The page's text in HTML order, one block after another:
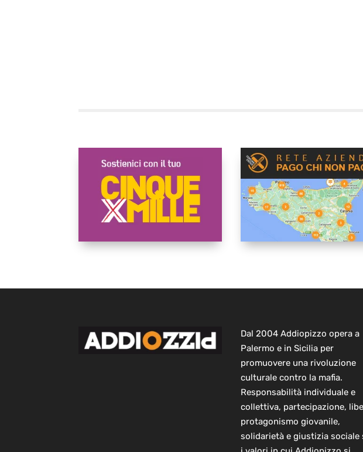
Dal 2004 Addiopizzo opera a
Palermo e in Sicilia per
promuovere una rivoluzione
culturale contro la mafia.
Responsabilità individuale e
collettiva, partecipazione,
protagonismo giovanile,
solidarietà e giustizia sociale